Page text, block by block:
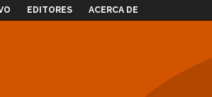
EDITORES ACERCA DE